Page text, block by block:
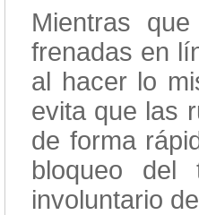
Mientras
frenadas en
al hacer lo
evita que las
de forma
bloqueo del
involuntario